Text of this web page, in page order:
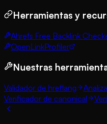
Herramientas y
Ahrefs Free Backlink
OpenLinkProfiler
Nuestras
Validador de hreflang
Verificador de canonical